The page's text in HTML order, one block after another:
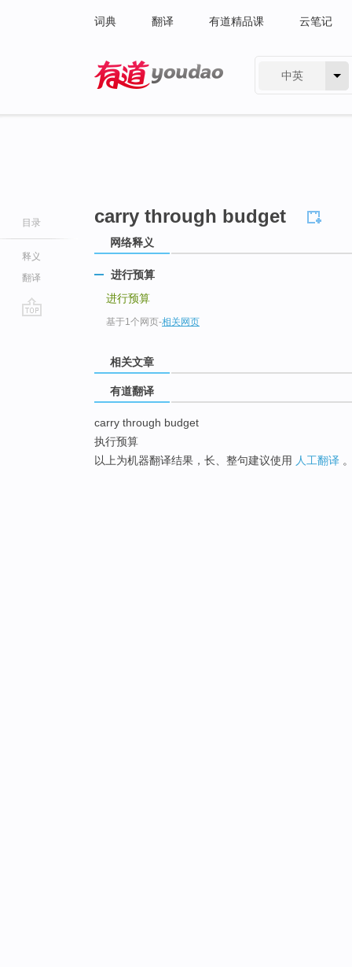
词典 翻译 有道精品课 云笔记
中英
目录
释义
翻译
carry through budget
网络释义
进行预算
进行预算
基于1个网页-相关网页
相关文章
有道翻译
carry through budget
执行预算
以上为机器翻译结果，长、整句建议使用 人工翻译